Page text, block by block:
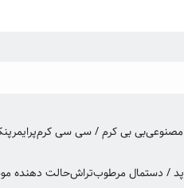
مصنوعیبی بی کرم / سی سی کرمپرایمر
پد / دستمال مرطوبتراشحالت دهنده مو